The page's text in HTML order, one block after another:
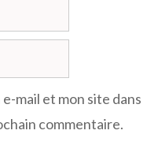
mail et mon site dans
commentaire.